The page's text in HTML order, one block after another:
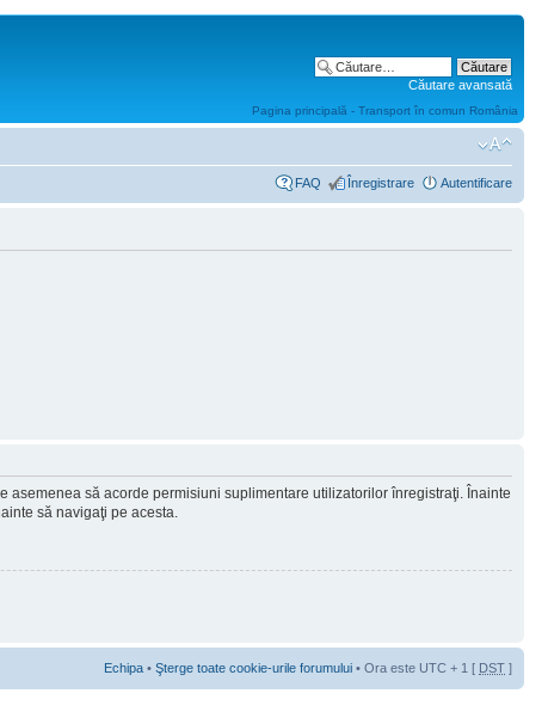
Căutare avansată
Pagina principală - Transport în comun România
FAQ Înregistrare Autentificare
asemenea să acorde permisiuni suplimentare utilizatorilor înregistraţi. Înainte
să navigaţi pe acesta.
Echipa • Şterge toate cookie-urile forumului • Ora este UTC + 1 [ DST ]